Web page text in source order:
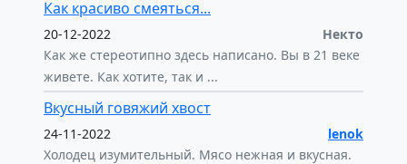
Как красиво смеяться...
20-12-2022
Некто
Как же стереотипно здесь написано. Вы в 21 веке
живете. Как хотите, так и ...
Вкусный говяжий хвост
24-11-2022
lenok
Холодец изумительный. Мясо нежная и вкусная.